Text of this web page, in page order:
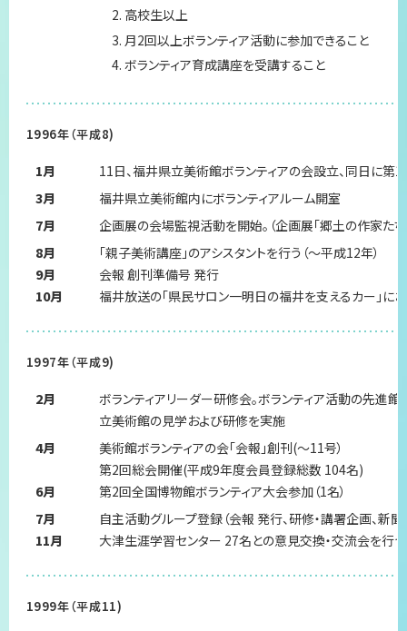
高校生以上
月2回以上ボランティア活動に参加できること
ボランティア育成講座を受講すること
1996年（平成8)
1月
11日、福井県立美術館ボランティアの会設立、同日に第
3月
福井県立美術館内にボランティアルーム開室
7月
企画展の会場監視活動を開始。（企画展「郷土の作家たち
8月
9月
10月
「親子美術講座」のアシスタントを行う（～平成12年）
会報 創刊準備号 発行
福井放送の「県民サロン一明日の福井を支えるカー」に
1997年（平成9)
2月
ボランティアリーダー研修会。ボランティア活動の先進
立美術館の見学および研修を実施
4月
6月
美術館ボランティアの会「会報」創刊(～11号）
第2回総会開催(平成9年度会員登録総数 104名)
第2回全国博物館ボランティア大会参加（1名）
7月
11月
自主活動グループ登録（会報 発行、研修・講署企画、新聞
大津生涯学習センター 27名との意見交換・交流会を行う
1999年（平成11)